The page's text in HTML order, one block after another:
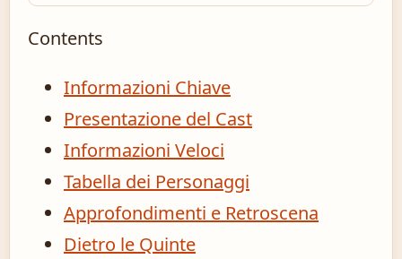
Contents
Informazioni Chiave
Presentazione del Cast
Informazioni Veloci
Tabella dei Personaggi
Approfondimenti e Retroscena
Dietro le Quinte